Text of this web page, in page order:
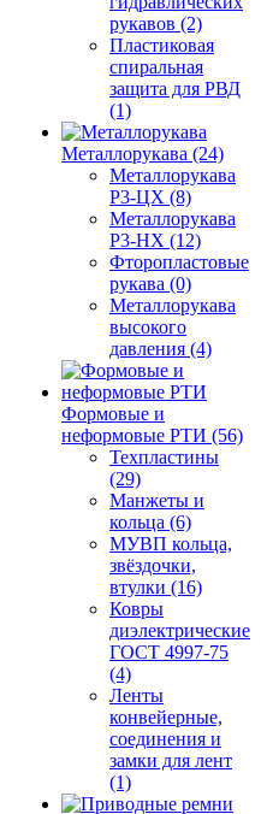
рукавов (2)
Пластиковая
спиральная
защита для РВД
(1)
Металлорукава (24)
Металлорукава
Р3-ЦХ (8)
Металлорукава
Р3-НХ (12)
Фторопластовые
рукава (0)
Металлорукава
высокого
давления (4)
Формовые и
неформовые РТИ (56)
Техпластины
(29)
Манжеты и
кольца (6)
МУВП кольца,
звёздочки,
втулки (16)
Ковры
диэлектрические
ГОСТ 4997-75
(4)
Ленты
конвейерные,
соединения и
замки для лент
(1)